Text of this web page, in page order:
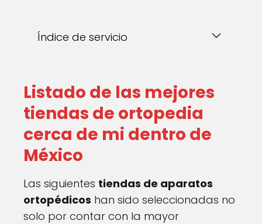
Índice de servicio
Listado de las mejores
tiendas de ortopedia
cerca de mi dentro de
México
Las siguientes tiendas de aparatos
ortopédicos han sido seleccionadas no
solo por contar con la mayor